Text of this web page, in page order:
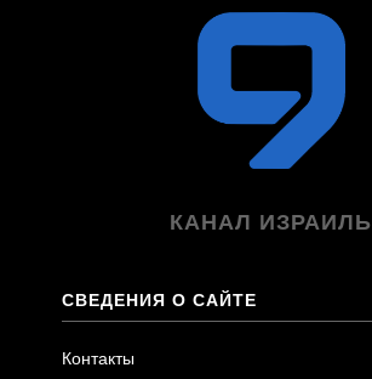
КАНАЛ ИЗРАИЛЬ
СВЕДЕНИЯ О САЙТЕ
Контакты